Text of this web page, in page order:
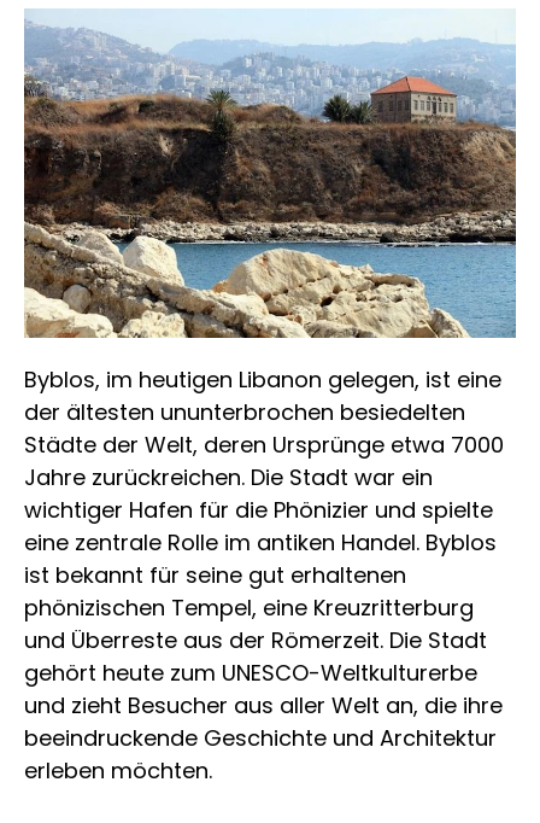
Byblos, im heutigen Libanon gelegen, ist eine
der ältesten ununterbrochen besiedelten
Städte der Welt, deren Ursprünge etwa 7000
Jahre zurückreichen. Die Stadt war ein
wichtiger Hafen für die Phönizier und spielte
eine zentrale Rolle im antiken Handel. Byblos
ist bekannt für seine gut erhaltenen
phönizischen Tempel, eine Kreuzritterburg
und Überreste aus der Römerzeit. Die Stadt
gehört heute zum UNESCO-Weltkulturerbe
und zieht Besucher aus aller Welt an, die ihre
beeindruckende Geschichte und Architektur
erleben möchten.